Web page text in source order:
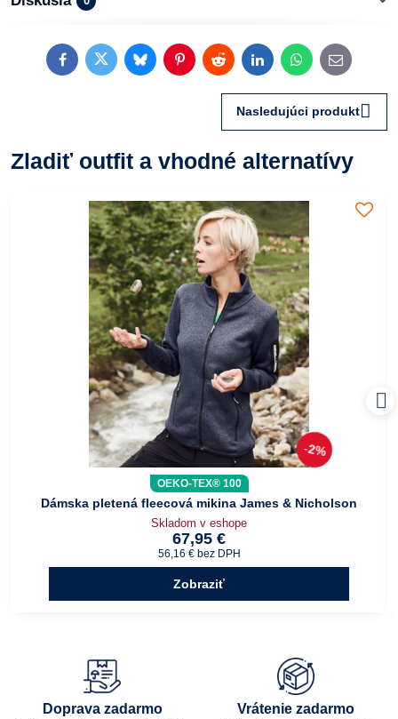
FacebookTwitterBlueskyPinterestRedditLinkedInWhatsApp
E-
mail
Nasledujúci produkt
Zladiť outfit a vhodné alternatívy
2%
OEKO-TEX® 100
Dámska pletená fleecová mikina James & Nicholson
Skladom v eshope
67,95 €
56,16 € bez DPH
Zobraziť
Doprava zadarmo Vrátenie zadarmo